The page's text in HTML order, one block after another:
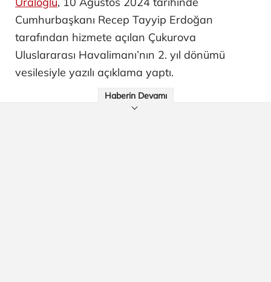
Cumhurbaşkanı Recep Tayyip Erdoğan
tarafından hizmete açılan Çukurova
Uluslararası Havalimanı’nın 2. yıl dönümü
vesilesiyle yazılı açıklama yaptı.
Haberin Devamı